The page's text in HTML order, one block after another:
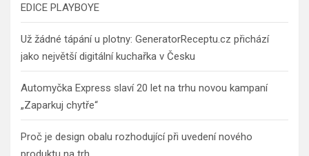
EDICE PLAYBOYE
Už žádné tápání u plotny: GeneratorReceptu.cz přichází
jako největší digitální kuchařka v Česku
Automyčka Express slaví 20 let na trhu novou kampaní
„Zaparkuj chytře“
Proč je design obalu rozhodující při uvedení nového